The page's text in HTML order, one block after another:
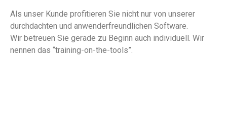
Als unser Kunde profitieren Sie nicht nur von unserer
durchdachten und anwenderfreundlichen Software.
Wir betreuen Sie gerade zu Beginn auch individuell. Wir
nennen das “training-on-the-tools”.